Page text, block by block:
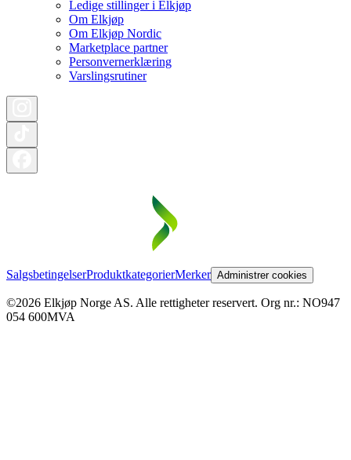
Ledige stillinger i Elkjøp
Om Elkjøp
Om Elkjøp Nordic
Marketplace partner
Personvernerklæring
Varslingsrutiner
SalgsbetingelserProduktkategorierMerker Administrer cookies
©2026 Elkjøp Norge AS. Alle rettigheter reservert. Org nr.: NO947
054 600MVA